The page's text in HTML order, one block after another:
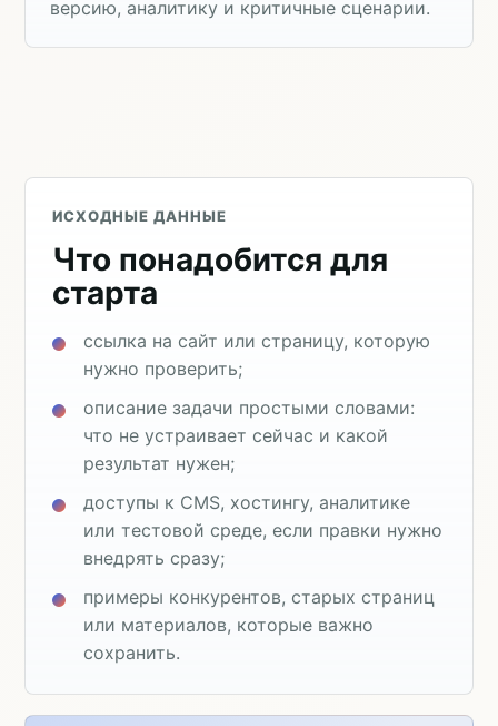
версию, аналитику и критичные сценарии.
ИСХОДНЫЕ ДАННЫЕ
Что понадобится для
старта
ссылка на сайт или страницу, которую
нужно проверить;
описание задачи простыми словами:
что не устраивает сейчас и какой
результат нужен;
доступы к CMS, хостингу, аналитике
или тестовой среде, если правки нужно
внедрять сразу;
примеры конкурентов, старых страниц
или материалов, которые важно
сохранить.